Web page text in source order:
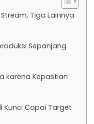
Tiga Lainnya
Sepanjang
karena Kepastian
Kunci Capai Target